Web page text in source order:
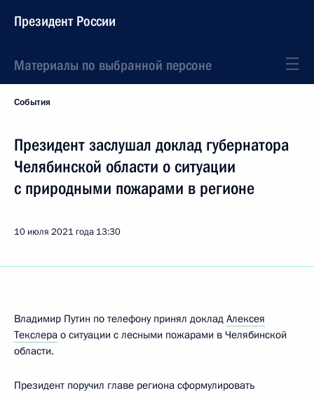
Президент России
Материалы по выбранной персоне
События
Президент заслушал доклад губернатора
Челябинской области о ситуации
с природными пожарами в регионе
10 июля 2021 года 13:30
Владимир Путин по телефону принял доклад Алексея
Текслера о ситуации с лесными пожарами в Челябинской
области.
Президент поручил главе региона сформулировать